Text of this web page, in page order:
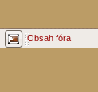
Obsah fóra